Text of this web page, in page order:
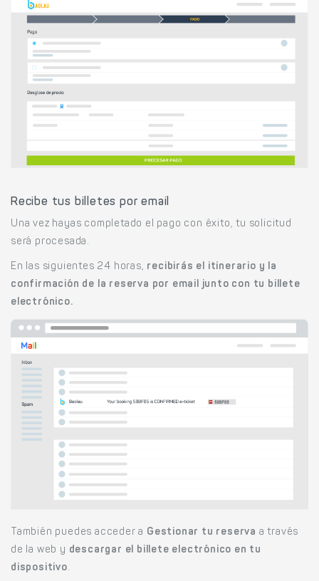
Recibe tus billetes por email
Una vez hayas completado el pago con éxito, tu solicitud
será procesada.
En las siguientes 24 horas, recibirás el itinerario y la
confirmación de la reserva por email junto con tu billete
electrónico.
También puedes acceder a Gestionar tu reserva a través
de la web y descargar el billete electrónico en tu
dispositivo.